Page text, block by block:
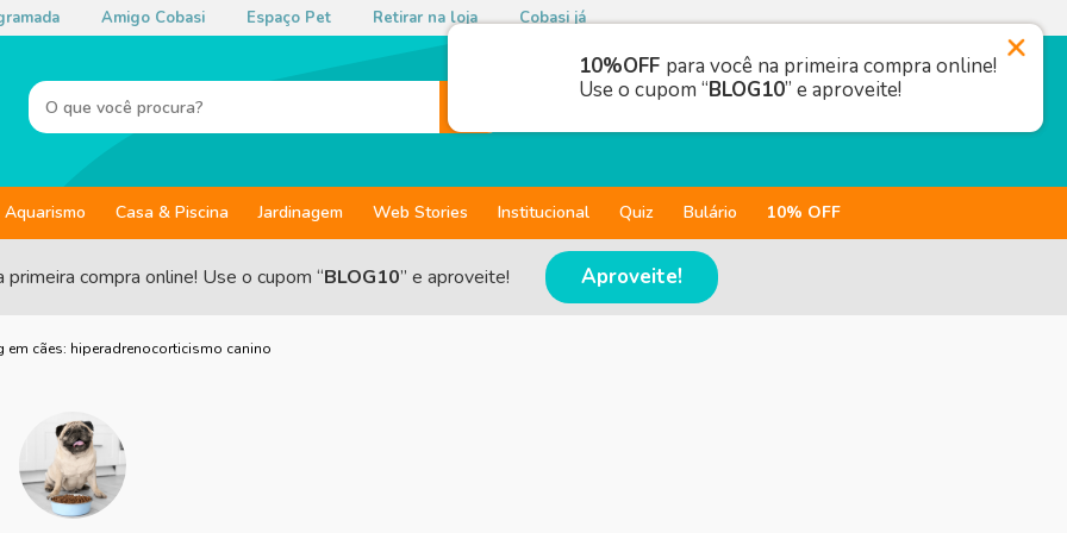
Amigo Cobasi Espaço Pet Retirar na loja Cobasi já
Aquarismo Casa & Piscina Jardinagem Web Stories Institucional Quiz Bulário 10% OFF
primeira compra online! Use o cupom “BLOG10” e aproveite! Aproveite!
em cães: hiperadrenocorticismo canino
10%OFF para você na primeira compra online!
Use o cupom “BLOG10” e aproveite!